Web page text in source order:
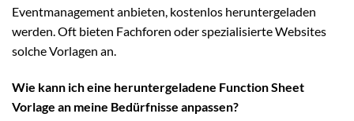
Eventmanagement anbieten, kostenlos heruntergeladen
werden. Oft bieten Fachforen oder spezialisierte Websites
solche Vorlagen an.
Wie kann ich eine heruntergeladene Function Sheet
Vorlage an meine Bedürfnisse anpassen?